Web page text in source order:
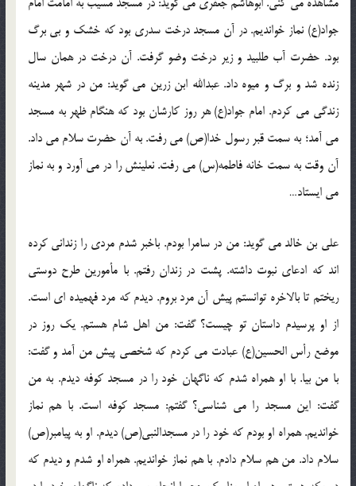
جواد(ع) نماز خواندیم. در آن مسجد درخت سدری بود که خشک و بی برگ
بود. حضرت آب طلبید و زیر درخت وضو گرفت. آن درخت در همان سال
زنده شد و برگ و میوه داد. عبدالله ابن زرین می گوید: من در شهر مدینه
زندگی می کردم. امام جواد(ع) هر روز کارشان بود که هنگام ظهر به مسجد
می آمد؛ به سمت قبر رسول خدا(ص) می رفت. به آن حضرت سلام می داد.
آن وقت به سمت خانه فاطمه(س) می رفت. نعلینش را در می آورد و به نماز
می ایستاد…
علی بن خالد می گوید: من در سامرا بودم. باخبر شدم مردی را زندانی کرده
اند که ادعای نبوت داشته. پشت در زندان رفتم. با مأمورین طرح دوستی
ریختم تا بالاخره توانستم پیش آن مرد بروم. دیدم که مرد فهمیده ای است.
از او پرسیدم داستان تو چیست؟ گفت: من اهل شام هستم. یک روز در
موضع رأس الحسین(ع) عبادت می کردم که شخصی پیش من آمد و گفت:
با من بیا. با او همراه شدم که ناگهان خود را در مسجد کوفه دیدم. به من
گفت: این مسجد را می شناسی؟ گفتم: مسجد کوفه است. با هم نماز
خواندیم. همراه او بودم که خود را در مسجدالنبی(ص) دیدم. او به پیامبر(ص)
سلام داد. من هم سلام دادم. با هم نماز خواندیم. همراه او شدم و دیدم که